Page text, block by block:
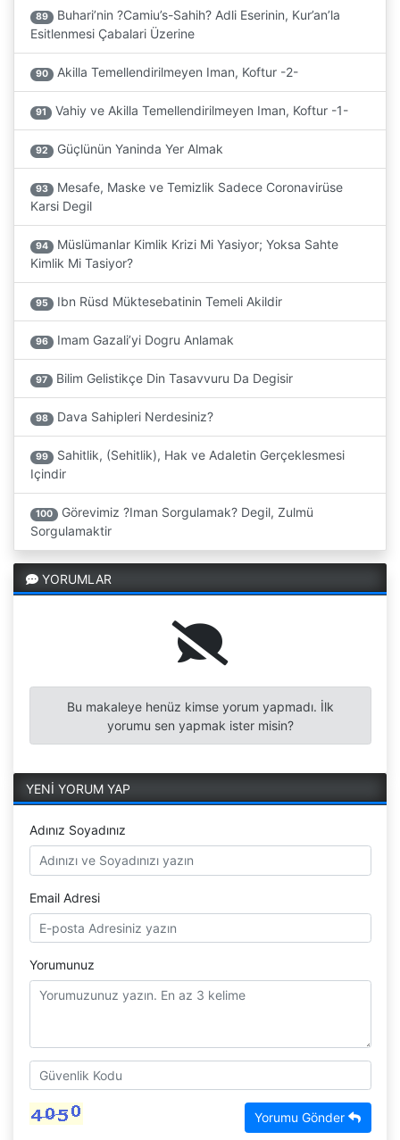
89
Buhari’nin ?Camiu’s-Sahih? Adli Eserinin, Kur’an’la
Esitlenmesi Çabalari Üzerine
90 Akilla Temellendirilmeyen Iman, Koftur -2-
91 Vahiy ve Akilla Temellendirilmeyen Iman, Koftur -1-
92 Güçlünün Yaninda Yer Almak
93
Mesafe, Maske ve Temizlik Sadece Coronavirüse
Karsi Degil
94
Müslümanlar Kimlik Krizi Mi Yasiyor; Yoksa Sahte
Kimlik Mi Tasiyor?
95 Ibn Rüsd Müktesebatinin Temeli Akildir
96 Imam Gazali’yi Dogru Anlamak
97 Bilim Gelistikçe Din Tasavvuru Da Degisir
98 Dava Sahipleri Nerdesiniz?
99
Sahitlik, (Sehitlik), Hak ve Adaletin Gerçeklesmesi
Içindir
100
Görevimiz ?Iman Sorgulamak? Degil, Zulmü
Sorgulamaktir
YORUMLAR
Bu makaleye henüz kimse yorum yapmadı. İlk
yorumu sen yapmak ister misin?
YENİ YORUM YAP
Adınız Soyadınız
Email Adresi
Yorumunuz
Yorumu Gönder